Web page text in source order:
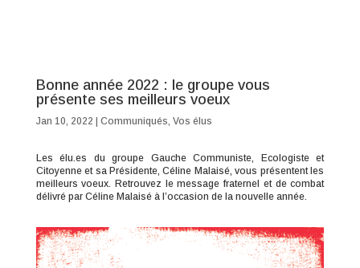
Bonne année 2022 : le groupe vous
présente ses meilleurs voeux
Jan 10, 2022 Communiqués, Vos élus
Les élu.es du groupe Gauche Communiste, Ecologiste et
Citoyenne et sa Présidente, Céline Malaisé, vous présentent les
meilleurs voeux. Retrouvez le message fraternel et de combat
délivré par Céline Malaisé à l’occasion de la nouvelle année.